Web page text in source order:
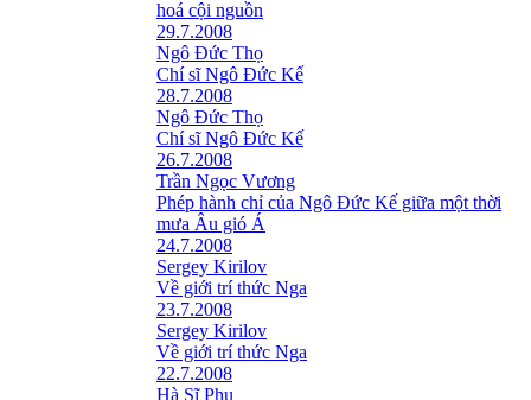
hoá cội nguồn
29.7.2008
Ngô Đức Thọ
Chí sĩ Ngô Đức Kế
28.7.2008
Ngô Đức Thọ
Chí sĩ Ngô Đức Kế
26.7.2008
Trần Ngọc Vương
Phép hành chỉ của Ngô Ðức Kế giữa một thời
mưa Âu gió Á
24.7.2008
Sergey Kirilov
Về giới trí thức Nga
23.7.2008
Sergey Kirilov
Về giới trí thức Nga
22.7.2008
Hà Sĩ Phu